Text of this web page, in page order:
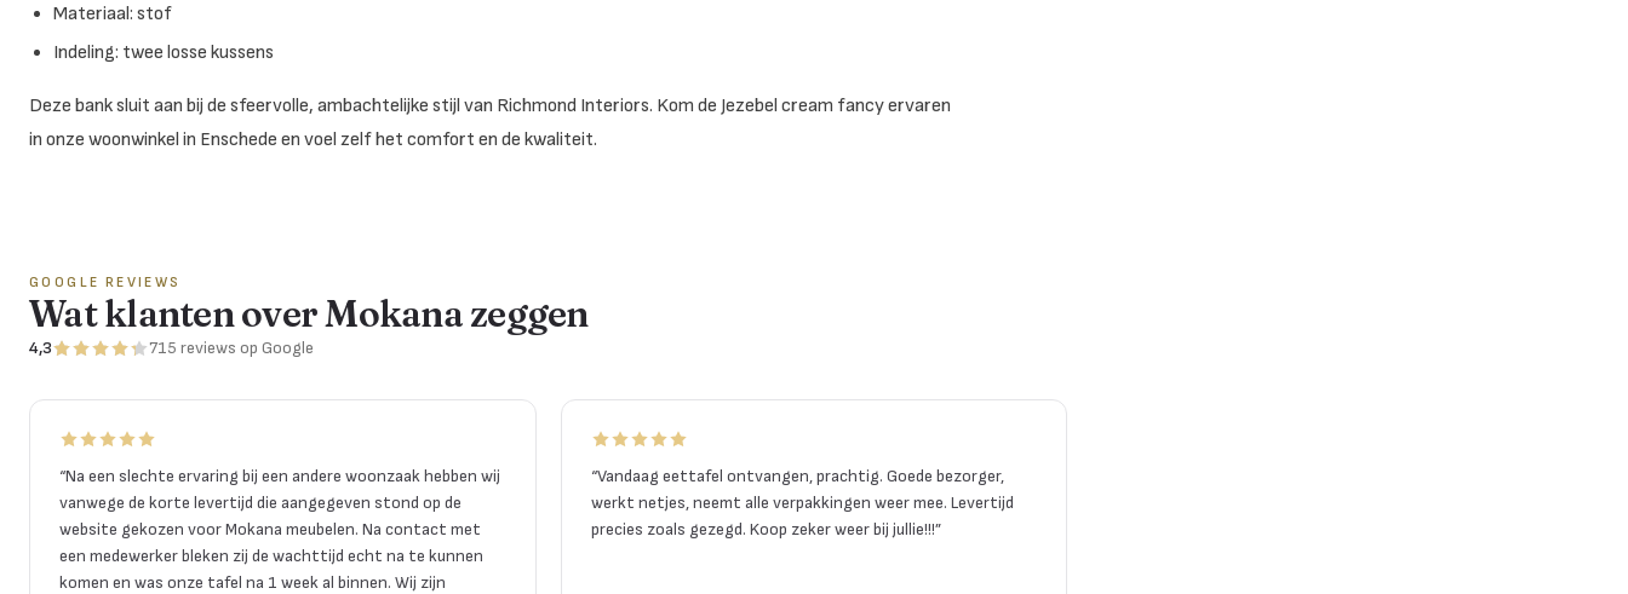
Materiaal: stof
Indeling: twee losse kussens
Deze bank sluit aan bij de sfeervolle, ambachtelijke stijl van Richmond Interiors. Kom de Jezebel cream fancy ervaren
in onze woonwinkel in Enschede en voel zelf het comfort en de kwaliteit.
GOOGLE REVIEWS
Wat klanten over Mokana zeggen
4,3 715 reviews op Google
“Na een slechte ervaring bij een andere woonzaak hebben wij
vanwege de korte levertijd die aangegeven stond op de
website gekozen voor Mokana meubelen. Na contact met
een medewerker bleken zij de wachttijd echt na te kunnen
komen en was onze tafel na 1 week al binnen. Wij zijn
“Vandaag eettafel ontvangen, prachtig. Goede bezorger,
werkt netjes, neemt alle verpakkingen weer mee. Levertijd
precies zoals gezegd. Koop zeker weer bij jullie!!!”